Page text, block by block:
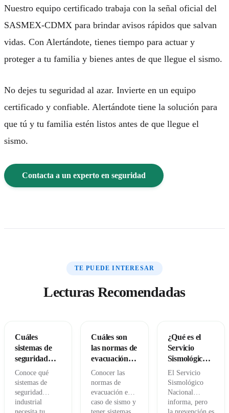
Nuestro equipo certificado trabaja con la señal oficial del
SASMEX-CDMX para brindar avisos rápidos que salvan
vidas. Con Alertándote, tienes tiempo para actuar y
proteger a tu familia y bienes antes de que llegue el sismo.
No dejes tu seguridad al azar. Invierte en un equipo
certificado y confiable. Alertándote tiene la solución para
que tú y tu familia estén listos antes de que llegue el
sismo.
Contacta a un experto en seguridad
TE PUEDE INTERESAR
Lecturas Recomendadas
Cuáles
sistemas de
seguridad
industrial
necesitan tus
instalaciones
Conoce qué
sistemas de
seguridad
industrial
Cuáles son
las normas de
evacuación
en caso de
sismo en
México
Conocer las
normas de
evacuación en
caso de sismo y
¿Qué es el
Servicio
Sismológico
Nacional?
El Servicio
Sismológico
Nacional
informa, pero